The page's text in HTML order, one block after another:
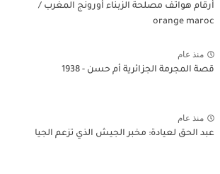
أرقام هواتف مصلحة الزبناء أورونج المغرب /
orange maroc
منذ عام
قصة المجرمة الجزائرية أم حسن - 1938
منذ عام
عبد الحق لعيادة: مخبر الجيش الذي تزعم الجيا